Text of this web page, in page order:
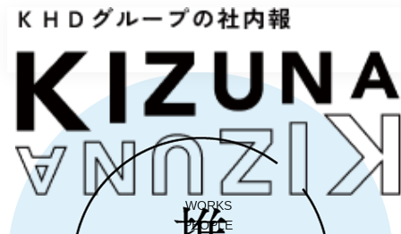
WORKS
PEOPLE